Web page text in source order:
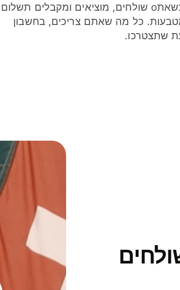
חסכו כסף כשאתo שולחים, מוציאים ומקבלים תשלום
40 מטבעות. כל מה שאתם צריכים, בחשבון
שתצטרכו.